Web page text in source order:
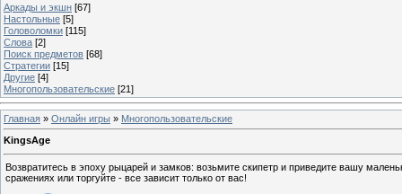
Аркады и экшн [67]
Настольные [5]
Головоломки [115]
Слова [2]
Поиск предметов [68]
Стратегии [15]
Другие [4]
Многопользовательские [21]
Главная » Онлайн игры » Многопользовательские
KingsAge
Возвратитесь в эпоху рыцарей и замков: возьмите скипетр и приведите вашу
сражениях или торгуйте - все зависит только от вас!